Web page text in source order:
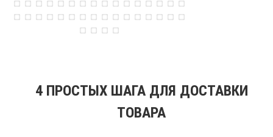
4 ПРОСТЫХ ШАГА ДЛЯ ДОСТАВКИ
ТОВАРА